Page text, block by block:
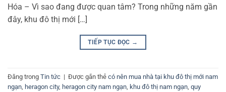
Hóa – Vì sao đang được quan tâm? Trong những năm gần
đây, khu đô thị mới […]
TIẾP TỤC ĐỌC →
Đăng trong Tin tức | Được gắn thẻ có nên mua nhà tại khu đô thị mới nam
ngạn heragon city, heragon city nam ngạn khu đô thị nam ngạn quy